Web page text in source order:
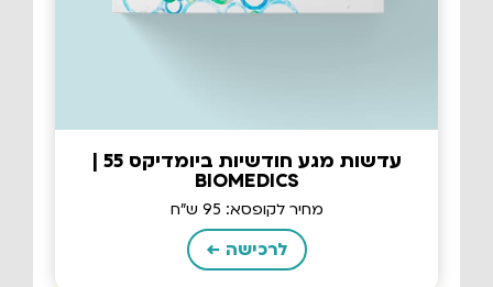
עדשות מגע חודשיות ביומדיקס 55 |
BIOMEDICS
מחיר לקופסא: 95 ש"ח
לרכישה ←